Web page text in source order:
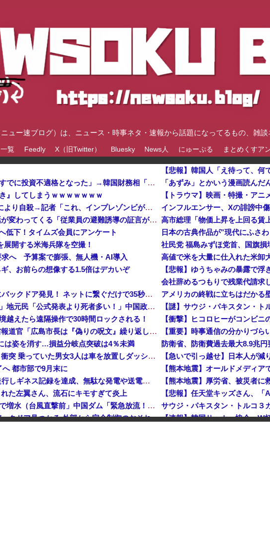
ュー速ブログ）は、ニュース・時事ネタ・速報から話題になってるもの、雑
覧 Feedly X（旧Twitter） Bluesky News人 にゅーぷる まとめくすア
ブルームバーグ「韓国株式市場はすでに投資不適格となった」→韓国財務相「韓国経済は絶好調！ 韓国市場は安泰!!」……まあ、うん。国外からどう認識されているのかって問題だから……さ
』してしまうｗｗｗｗｗｗｗ
インフルエンサー、Xの誹謗中傷により自殺→記者「これ、インプレゾンビが誹謗中傷の中心じゃね？」→分析していくとヤバイ真実が浮かび上がる他
【イオンモール熊本】 一転して話が変わってくる「従業員の避難誘導の証言が複数」イオン側が社内規定に抵触していた疑い
低下！タイムズ会員にアンケート
開する米海兵隊を空撮！
求へ 予算案で膨張、無人機・AI導入
、お前らの想像する1.5倍はデカいぞ
【衝撃】 中国製ルーター20機種にバックドア発見！ ネットに繋ぐだけで35秒ごとに中国のサーバーと通信
中国「大洪水！」中国ダム「決壊」地元民「公式発表より死者多い！」中国政府「住民拘束！（安否不明」中国当局「救助隊動画も削除」台風13号「三峡ダム接近中」→
越えたら遠隔操作で30時間ロックされる！
【平和宣言を非難】 ロシア外務省報道官「広島市長は『偽りの呪文』繰り返している」
は姿を消す…損益分岐点突破は4％未満
【鹿児島】 突然右折し路面電車と衝突 乗っていた男女3人は車を放置しダッシュで逃走中
都市部で9月末に
日産e-power、無給油で1980km走行しギネス記録を達成、無駄な発電や送電ロスなくEVよりエコを証明
た左翼さん、流石にキモすぎて炎上
中国「大洪水！」三峡ダム「大雨で増水（台風直撃前」中国ダム「緊急放流！」中国鉄道「列車が走行中に流される」中国避難所「支援物資は有料です」謎の勢力「え」→
クドア見つかる 外部から完全制御のおそれ
会社辞めるつもりで残業代請求
【謎】サウジ・パキスタン・
防衛省、防衛費過去最大8.9兆
【急いで引っ越せ】日本人が
【熊本地震】オールドメディ
【熊本地震】厚労省、被災者に
サウジ・パキスタン・トルコ３